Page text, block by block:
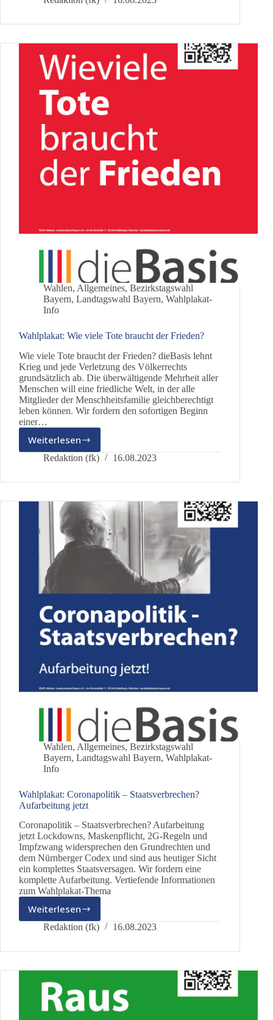
–
Volksentscheid
Wahlen, Allgemeines, Bezirkstagswahl
Bayern, Landtagswahl Bayern, Wahlplakat-
Info
Wahlplakat: Wie viele Tote braucht der Frieden?
Wie viele Tote braucht der Frieden? dieBasis lehnt
Krieg und jede Verletzung des Völkerrechts
grundsätzlich ab. Die überwältigende Mehrheit aller
Menschen will eine friedliche Welt, in der alle
Mitglieder der Menschheitsfamilie gleichberechtigt
leben können. Wir fordern den sofortigen Beginn
einer…
WeiterlesenWahlplakat:
Wie
Tote
der
Frieden?
Redaktion (fk) 16.08.2023
Wahlen, Allgemeines, Bezirkstagswahl
Bayern, Landtagswahl Bayern, Wahlplakat-
Info
Wahlplakat: Coronapolitik – Staatsverbrechen?
Aufarbeitung jetzt
Coronapolitik – Staatsverbrechen? Aufarbeitung
jetzt Lockdowns, Maskenpflicht, 2G-Regeln und
Impfzwang widersprechen den Grundrechten und
dem Nürnberger Codex und sind aus heutiger Sicht
ein komplettes Staatsversagen. Wir fordern eine
komplette Aufarbeitung. Vertiefende Informationen
zum Wahlplakat-Thema
WeiterlesenWahlplakat:
Coronapolitik
Staatsverbrechen?
Redaktion (fk) 16.08.2023